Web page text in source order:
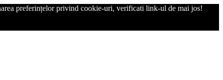
preferințelor privind cookie-uri, verificati link-ul de mai jos!